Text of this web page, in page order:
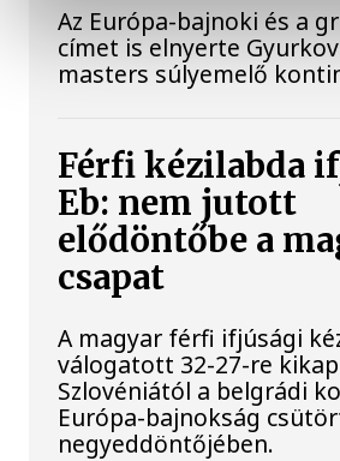
Az Európa-bajnoki és a
címet is elnyerte
masters súlyemelő
Férfi kézilabda
Eb: nem jutott
elődöntőbe a
csapat
A magyar férfi ifjúsági
válogatott 32-27-re
Szlovéniától a belgrádi
Európa-bajnokság
negyeddöntőjében.